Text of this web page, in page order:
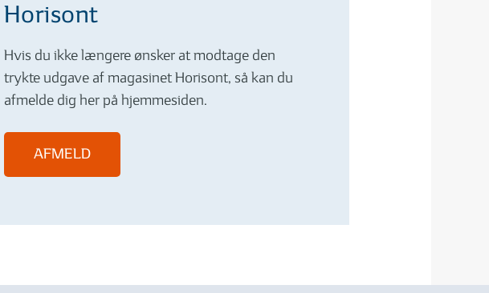
Horisont
Hvis du ikke længere ønsker at modtage den
trykte udgave af magasinet Horisont, så kan du
afmelde dig her på hjemmesiden.
AFMELD